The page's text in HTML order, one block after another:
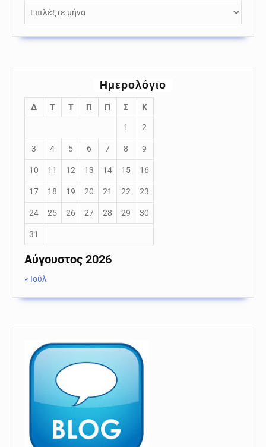
Ημερολόγιο
Αύγουστος 2026
Δ Τ Τ Π Π Σ Κ
1 2
3 4 5 6 7 8 9
10 11 12 13 14 15 16
17 18 19 20 21 22 23
24 25 26 27 28 29 30
31
« Ιούλ